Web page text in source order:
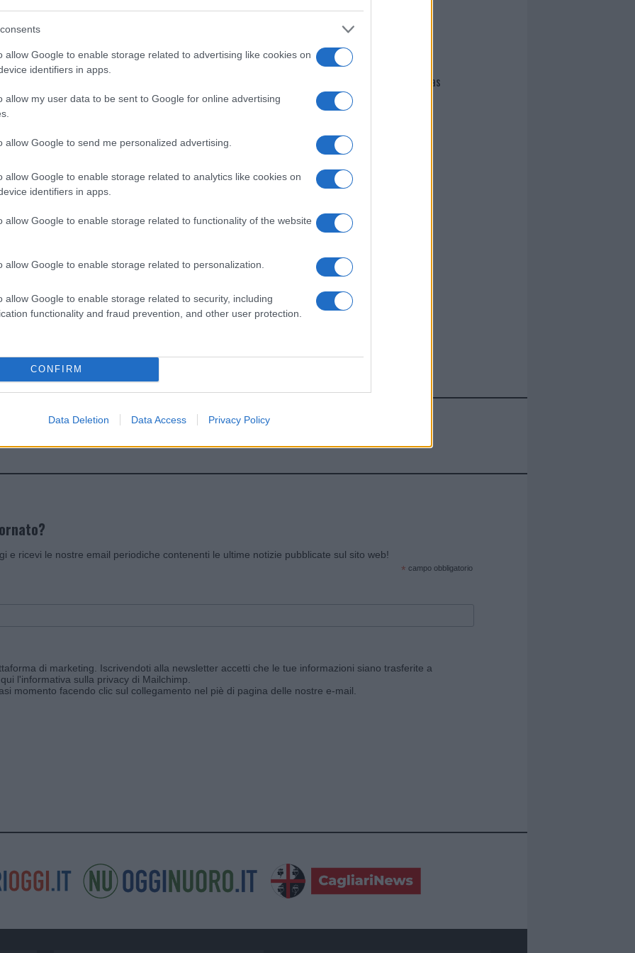
allow Google to enable storage related to advertising like cookies on
identifiers in apps.
allow my user data to be sent to Google for online advertising
allow Google to send me personalized advertising.
allow Google to enable storage related to analytics like cookies on
identifiers in apps.
allow Google to enable storage related to functionality of the website
allow Google to enable storage related to personalization.
allow Google to enable storage related to security, including
functionality and fraud prevention, and other user protection.
CONFIRM
Data Deletion Data Access Privacy Policy
cliccandoqui
nella sezioneLogindal menù del sito o
A Difesa Di Baja Sardinia
Notizie Arzachena
I nostri cari
Giovannimaria Cabras
e ricevi le nostre email periodiche contenenti le ultime notizie pubblicate sul sito web!
* campo obbligatorio
di marketing. Iscrivendoti alla newsletter accetti che le tue informazioni siano trasferite a
l'informativa sulla privacy di Mailchimp
momento facendo clic sul collegamento nel piè di pagina delle nostre e-mail.